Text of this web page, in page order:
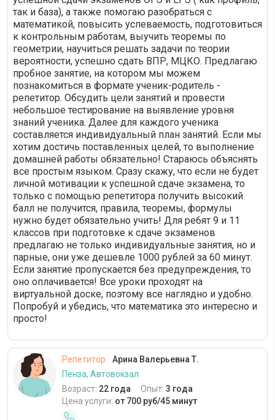
так и база), а также помогаю разобраться с
математикой, повысить успеваемость, подготовиться
к контрольным работам, выучить теоремы по
геометрии, научиться решать задачи по теории
вероятности, успешно сдать ВПР, МЦКО. Предлагаю
пробное занятие, на котором мы можем
познакомиться в формате ученик-родитель -
репетитор. Обсудить цели занятий и провести
небольшое тестирование на выявление уровня
знаний ученика. Далее для каждого ученика
составляется индивидуальный план занятий. Если мы
хотим достичь поставленных целей, то выполнение
домашней работы обязательно! Стараюсь объяснять
все простым языком. Сразу скажу, что если не будет
личной мотивации к успешной сдаче экзамена, то
только с помощью репетитора получить высокий
балл не получится, правила, теоремы, формулы
нужно будет обязательно учить! Для ре6ят 9 и 11
классов при подготовке к сдаче экзаменов
предлагаю не только индивидуальные занятия, но и
парные, они уже дешевле 1000 рублей за 60 минут.
Если занятие пропускается без предупреждения, то
оно оплачивается! Все уроки проходят на
виртуальной доске, поэтому все наглядно и удобно.
Попробуй и убедись, что математика это интересно и
просто!
Репетитор
Арина Валерьевна Т.
Пенза, Автовокзал
Возраст: 22 года Опыт: 3 года
Цена услуги: от 700 руб/45 минут